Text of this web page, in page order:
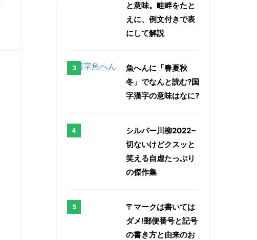
と意味。畦畔をたと
えに、例文付きで表
にして解説
魚へんに「春夏秋
冬」でなんと読む?国
字漢字の意味はなに?
シルバー川柳2022~
切ないけどクスッと
笑える自虐たっぷり
の傑作集
〒マークは書いては
ダメ!郵便番号と記号
の書き方と由来のお